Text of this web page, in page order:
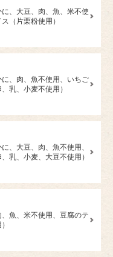
、大豆、肉、魚、米不使
（片栗粉使用）
、肉、魚不使用、いちご
乳、小麦不使用）
、大豆、肉、魚不使用、
乳、小麦、大豆不使用）
魚、米不使用、豆腐のテ